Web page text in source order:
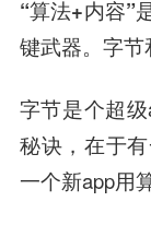
“算法+内容”
键武器。 字节
字节是个超
秘诀，在于
一个新app用